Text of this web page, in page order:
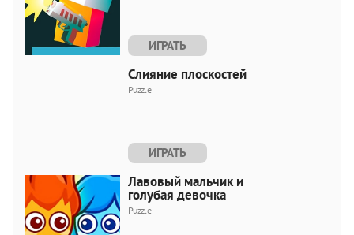
ИГРАТЬ
Слияние плоскостей
Puzzle
ИГРАТЬ
Лавовый мальчик и
голубая девочка
Puzzle